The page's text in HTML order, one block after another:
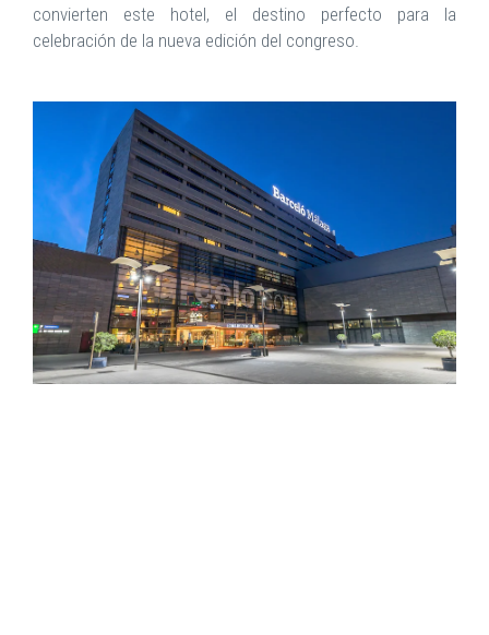
convierten este hotel, el destino perfecto para la
celebración de la nueva edición del congreso.